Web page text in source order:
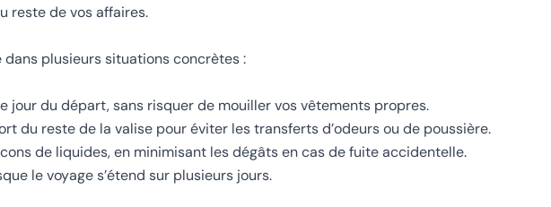
reste de vos affaires.
plusieurs situations concrètes :
jour du départ, sans risquer de mouiller vos vêtements propres.
du reste de la valise pour éviter les transferts d’odeurs ou de poussière.
de liquides, en minimisant les dégâts en cas de fuite accidentelle.
le voyage s’étend sur plusieurs jours.